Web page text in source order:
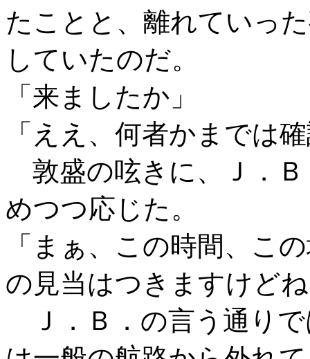
たことと、離れていっ
していたのだ。
「来ましたか」
「ええ、何者かまでは
敦盛の呟きに、Ｊ．
めつつ応じた。
「まぁ、この時間、こ
の見当はつきますけど
Ｊ．Ｂ．の言う通り